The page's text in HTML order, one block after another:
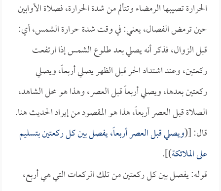
الحرارة تصيبها الرمضاء وتتألم من شدة الحرارة، فصلاة الأوابين
حين ترمض الفصال، يعني: في وقت شدة حرارة الشمس، أي:
قبل الزوال، فذكر أنه يصلي بعد طلوع الشمس إذا ارتفعت
ركعتين، وعند اشتداد الحر قبل الظهر يصلي أربعاً، ويصلي
ركعتين بعدها، ويصلي أربعاً قبل العصر، وهذا هو محل الشاهد،
الصلاة قبل العصر أربعاً، هذا هو المقصود من إيراد الحديث هنا.
قال: [(ويصلي قبل العصر أربعاً، يفصل بين كل ركعتين بتسليم
على الملائكة)].
قوله: يفصل بين كل ركعتين من تلك الركعات التي هي أربع،